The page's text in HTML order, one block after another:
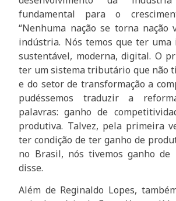
fundamental para o
“Nenhuma nação se torna nação
indústria. Nós temos que ter uma
sustentável, moderna, digital. O
ter um sistema tributário que não
e do setor de transformação a
pudéssemos traduzir a
palavras: ganho de
produtiva. Talvez, pela primeira
ter condição de ter ganho de
no Brasil, nós tivemos ganho de
disse.
Além de Reginaldo Lopes,